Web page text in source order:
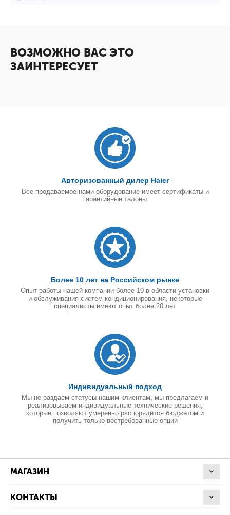
ВОЗМОЖНО ВАС ЭТО
ЗАИНТЕРЕСУЕТ
Авторизованный дилер Haier
Все продаваемое нами оборудование имеет сертификаты и
гарантийные талоны
Более 10 лет на Российском рынке
Опыт работы нашей компании более 10 в области установки
и обслуживания систем кондиционирования, некоторые
специалисты имеют опыт более 20 лет
Индивидуальный подход
Мы не раздаем статусы нашим клиентам, мы предлагаем и
реализовываем индивидуальные технические решения,
которые позволяют умеренно распорядится бюджетом и
получить только востребованные опции
МАГАЗИН
КОНТАКТЫ